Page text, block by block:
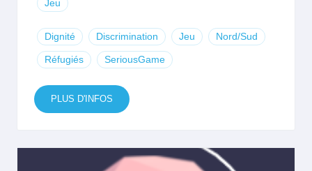
Jeu
Dignité Discrimination Jeu Nord/Sud
Réfugiés SeriousGame
PLUS D'INFOS